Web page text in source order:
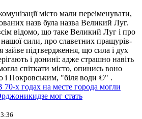
місто мали переіменувати,
назв була назва Великий Луг.
відомо, що таке Великий Луг і про
сили, про славетних пращурів-
зайве підтвердження, що сила і дух
і донині: адже страшно навіть
спіткати місто, опинись воно
і Покровським, "біля води ©" .
х годах на месте города могли
мог стать